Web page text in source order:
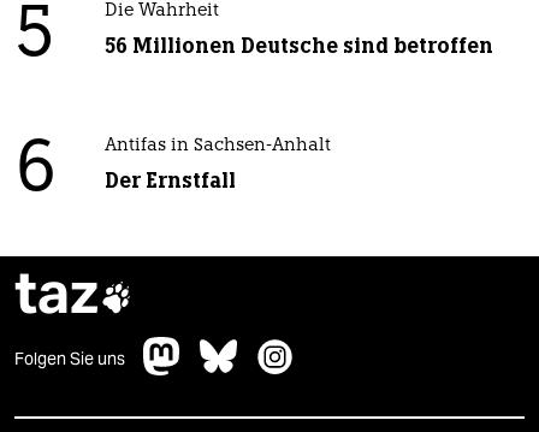
5 Die Wahrheit
56 Millionen Deutsche sind betroffen
6 Antifas in Sachsen-Anhalt
Der Ernstfall
taz
Folgen Sie uns